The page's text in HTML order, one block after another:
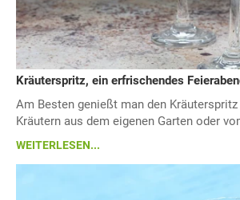
Kräuterspritz, ein erfrischendes
Am Besten genießt man den
Kräutern aus dem eigenen Garten oder
WEITERLESEN...